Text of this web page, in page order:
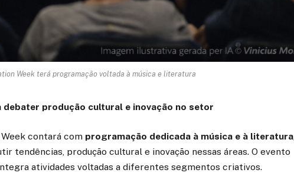
Week terá programação voltada à música e literatura
produção cultural e inovação no setor
contará com programação dedicada à música e à literatura,
tendências, produção cultural e inovação nessas áreas. O evento
atividades voltadas a diferentes segmentos criativos.